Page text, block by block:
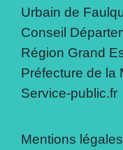
Urbain de
Conseil
Région Grand
Préfecture de la
Service-public.fr
Mentions légales